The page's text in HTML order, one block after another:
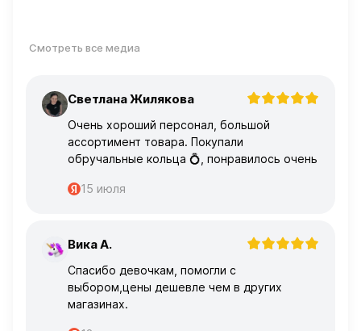
Смотреть все медиа
С Светлана Жилякова
Очень хороший персонал, большой
ассортимент товара. Покупали
обручальные кольца 💍, понравилось очень
15 июля
В Вика А.
Спасибо девочкам, помогли с
выбором,цены дешевле чем в других
магазинах.